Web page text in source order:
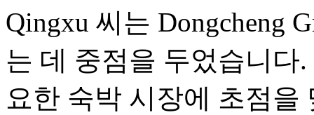
Qingxu 씨는 Dongcheng
는 데 중점을 두었습니다.
요한 숙박 시장에 초점